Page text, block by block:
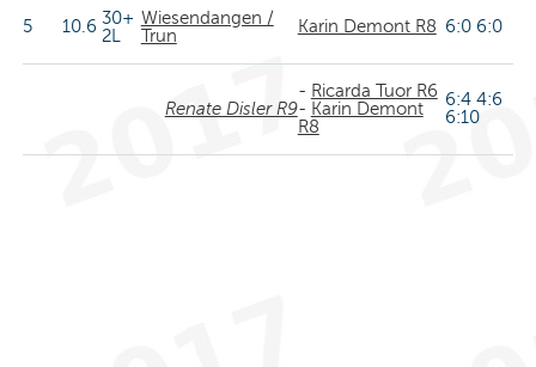
5 10.6 30+
2L
Wiesendangen /
Trun
Karin Demont R8 6:0 6:0
Renate Disler R9
- Ricarda Tuor R6
- Karin Demont
R8
6:4 4:6
6:10